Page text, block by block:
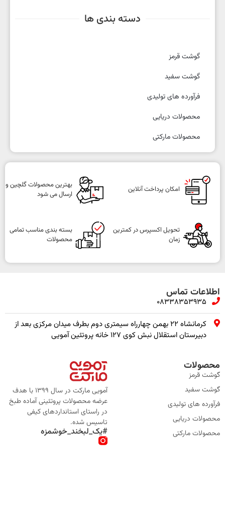
دسته بندی ها
گوشت قرمز
گوشت سفید
فرآورده های تولیدی
محصولات دریایی
محصولات مارکتی
امکان پرداخت آنلاین
بهترین محصولات گلچین و
ارسال می شود
تحویل اکسپرس در کمترین
زمان
بسته بندی مناسب تمامی
محصولات
اطلاعات تماس
08338353935
کرمانشاه ۲۲ بهمن چهارراه سیمتری دوم بطرف میدان مرکزی بعد از
دبیرستان استقلال نبش کوی ۱۲۷ خانه پروتئین آمویی
محصولات
گوشت قرمز
گوشت سفید
فرآورده های تولیدی
محصولات دریایی
محصولات مارکتی
آمویی مارکت در سال 1399 با هدف
عرضه محصولات پروتئینی آماده طبخ
در راستای استانداردهای کیفی
تاسیس شده.
#یک_لبخند_خوشمزه